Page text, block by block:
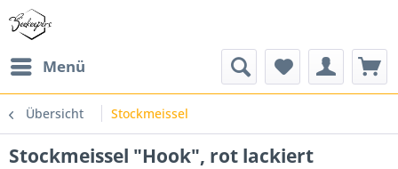
Menü
Übersicht Stockmeissel
Stockmeissel "Hook", rot lackiert